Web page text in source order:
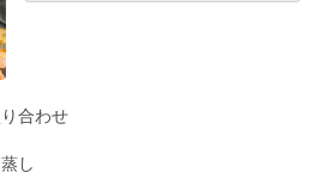
合わせ
し